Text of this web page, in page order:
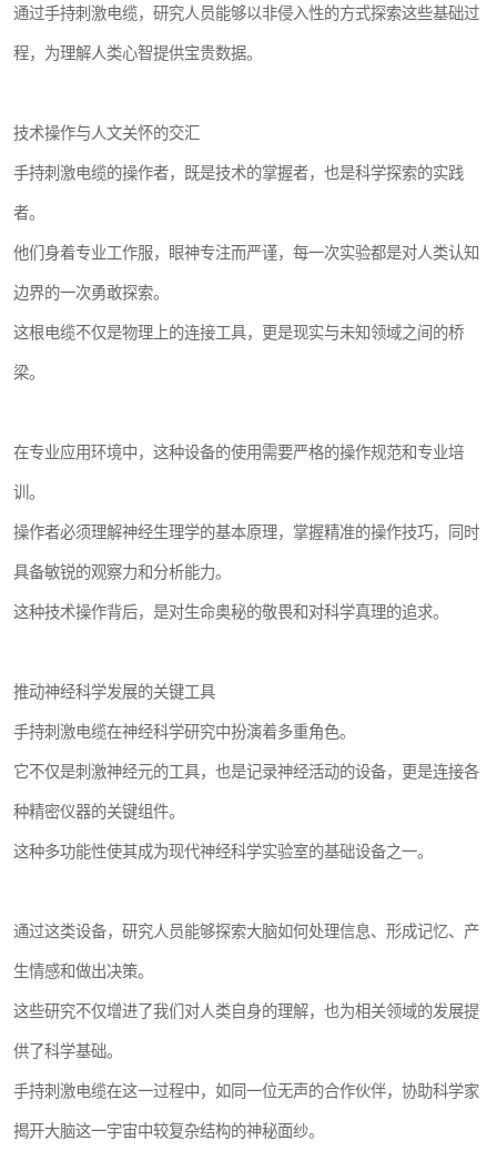
通过手持刺激电缆，研究人员能够以非侵入性的方式探索这些基础过
程，为理解人类心智提供宝贵数据。
技术操作与人文关怀的交汇
手持刺激电缆的操作者，既是技术的掌握者，也是科学探索的实践
者。
他们身着专业工作服，眼神专注而严谨，每一次实验都是对人类认知
边界的一次勇敢探索。
这根电缆不仅是物理上的连接工具，更是现实与未知领域之间的桥
梁。
在专业应用环境中，这种设备的使用需要严格的操作规范和专业培
训。
操作者必须理解神经生理学的基本原理，掌握精准的操作技巧，同时
具备敏锐的观察力和分析能力。
这种技术操作背后，是对生命奥秘的敬畏和对科学真理的追求。
推动神经科学发展的关键工具
手持刺激电缆在神经科学研究中扮演着多重角色。
它不仅是刺激神经元的工具，也是记录神经活动的设备，更是连接各
种精密仪器的关键组件。
这种多功能性使其成为现代神经科学实验室的基础设备之一。
通过这类设备，研究人员能够探索大脑如何处理信息、形成记忆、产
生情感和做出决策。
这些研究不仅增进了我们对人类自身的理解，也为相关领域的发展提
供了科学基础。
手持刺激电缆在这一过程中，如同一位无声的合作伙伴，协助科学家
揭开大脑这一宇宙中较复杂结构的神秘面纱。